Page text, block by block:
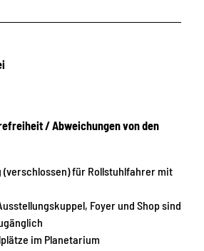
/ Abweichungen von den
(verschlossen) für Rollstuhlfahrer mit
Foyer und Shop sind
im Planetarium